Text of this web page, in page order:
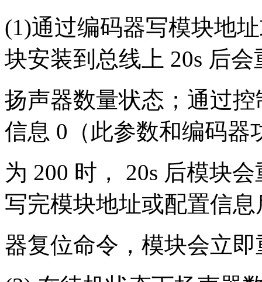
(1)通过编码器写模块地
块安装到总线上 20s 后会
扬声器数量状态；通过
信息 0（此参数和编码器
为 200 时， 20s 后模块
写完模块地址或配置信
器复位命令，模块会立